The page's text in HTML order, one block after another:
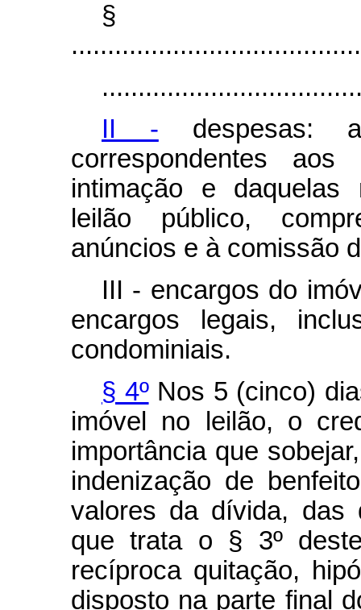
§
II - despesas:
correspondentes
intimação e daquelas
leilão público,
anúncios e à comissão
III - encargos do
encargos legais,
condominiais.
§ 4ºNos 5 (cinco)
imóvel no leilão, o
importância que
indenização de
valores da dívida, das
que trata o § 3º
recíproca quitação,
disposto na parte final